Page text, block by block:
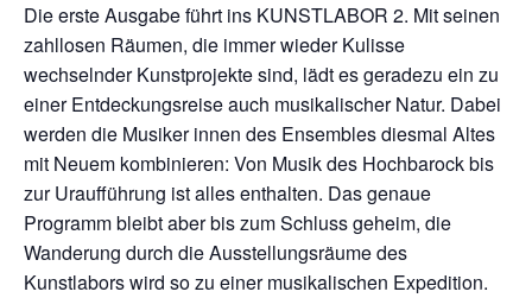
Die erste Ausgabe führt ins KUNSTLABOR 2. Mit seinen
zahllosen Räumen, die immer wieder Kulisse
wechselnder Kunstprojekte sind, lädt es geradezu ein zu
einer Entdeckungsreise auch musikalischer Natur. Dabei
werden die Musiker innen des Ensembles diesmal Altes
mit Neuem kombinieren: Von Musik des Hochbarock bis
zur Uraufführung ist alles enthalten. Das genaue
Programm bleibt aber bis zum Schluss geheim, die
Wanderung durch die Ausstellungsräume des
Kunstlabors wird so zu einer musikalischen Expedition.